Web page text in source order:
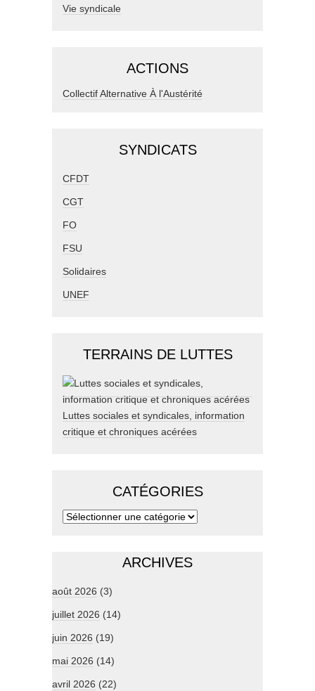
Vie syndicale
ACTIONS
Collectif Alternative À l'Austérité
SYNDICATS
CFDT
CGT
FO
FSU
Solidaires
UNEF
TERRAINS DE LUTTES
Luttes sociales et syndicales, information
critique et chroniques acérées
CATÉGORIES
ARCHIVES
août 2026 (3)
juillet 2026 (14)
juin 2026 (19)
mai 2026 (14)
avril 2026 (22)